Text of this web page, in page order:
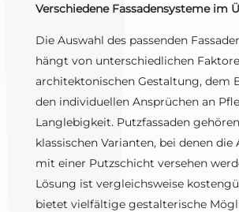
Verschiedene Fassadensysteme im
Die Auswahl des passenden
hängt von unterschiedlichen
architektonischen Gestaltung, dem
den individuellen Ansprüchen an
Langlebigkeit. Putzfassaden
klassischen Varianten, bei denen die
mit einer Putzschicht versehen
Lösung ist vergleichsweise
bietet vielfältige gestalterische